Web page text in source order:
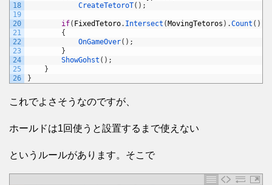
18
19
20
21
22
23
24
25
26
CreateTetoroT( ) ;
if( FixedTetoro. Intersect ( MovingTetoros ) .Count ( )
{
OnGameOver( ) ;
}
ShowGohst ( ) ;
}
}
これでよさそうなのですが、
ホールドは1回使うと設置するまで使えない
というルールがあります。そこで